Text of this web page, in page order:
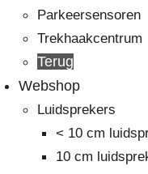
Parkeersensoren
Trekhaakcentrum
Terug
Webshop
Luidsprekers
< 10 cm
10 cm